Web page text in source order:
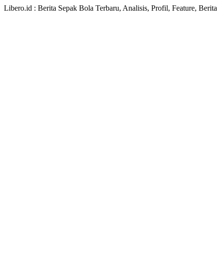
Libero.id : Berita Sepak Bola Terbaru, Analisis, Profil, Feature,